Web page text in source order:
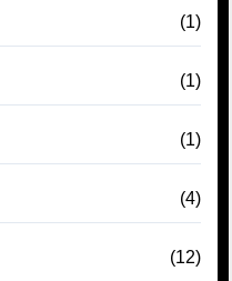
(1)
(1)
(1)
(4)
(12)